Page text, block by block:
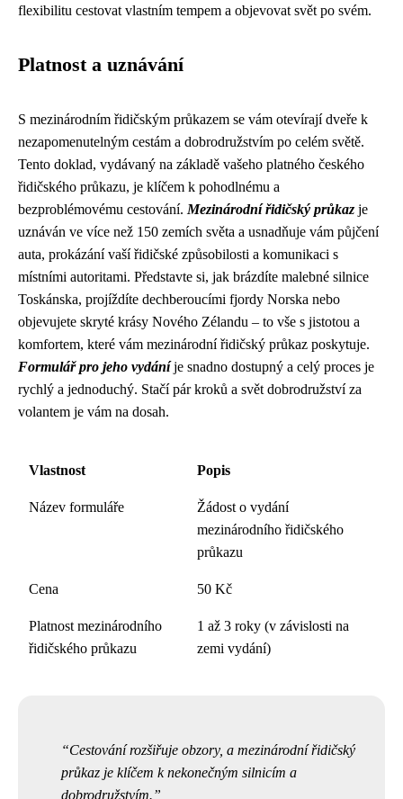
flexibilitu cestovat vlastním tempem a objevovat svět po svém.
Platnost a uznávání
S mezinárodním řidičským průkazem se vám otevírají dveře k
nezapomenutelným cestám a dobrodružstvím po celém světě.
Tento doklad, vydávaný na základě vašeho platného českého
řidičského průkazu, je klíčem k pohodlnému a
bezproblémovému cestování. Mezinárodní řidičský průkaz je
uznáván ve více než 150 zemích světa a usnadňuje vám půjčení
auta, prokázání vaší řidičské způsobilosti a komunikaci s
místními autoritami. Představte si, jak brázdíte malebné silnice
Toskánska, projíždíte dechberoucími fjordy Norska nebo
objevujete skryté krásy Nového Zélandu – to vše s jistotou a
komfortem, které vám mezinárodní řidičský průkaz poskytuje.
Formulář pro jeho vydáníje snadno dostupný a celý proces je
rychlý a jednoduchý. Stačí pár kroků a svět dobrodružství za
volantem je vám na dosah.
Vlastnost Popis
Název formuláře
Žádost o vydání
mezinárodního řidičského
průkazu
Cena 50 Kč
Platnost mezinárodního
řidičského průkazu
1 až 3 roky (v závislosti na
zemi vydání)
Cestování rozšiřuje obzory, a mezinárodní řidičský
průkaz je klíčem k nekonečným silnicím a
dobrodružstvím.